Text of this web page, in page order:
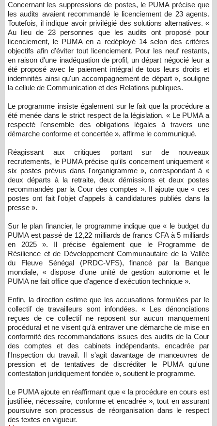
Concernant les suppressions de postes, le PUMA précise que
les audits avaient recommandé le licenciement de 23 agents.
Toutefois, il indique avoir privilégié des solutions alternatives. «
Au lieu de 23 personnes que les audits ont proposé pour
licenciement, le PUMA en a redéployé 14 selon des critères
objectifs afin d'éviter tout licenciement. Pour les neuf restants,
en raison d'une inadéquation de profil, un départ négocié leur a
été proposé avec le paiement intégral de tous leurs droits et
indemnités ainsi qu'un accompagnement de départ », souligne
la cellule de Communication et des Relations publiques.
Le programme insiste également sur le fait que la procédure a
été menée dans le strict respect de la législation. « Le PUMA a
respecté l'ensemble des obligations légales à travers une
démarche conforme et concertée », affirme le communiqué.
Réagissant aux critiques portant sur de nouveaux
recrutements, le PUMA précise qu'ils concernent uniquement «
six postes prévus dans l'organigramme », correspondant à «
deux départs à la retraite, deux démissions et deux postes
recommandés par la Cour des comptes ». Il ajoute que « ces
postes ont fait l'objet d'appels à candidatures publiés dans la
presse ».
Sur le plan financier, le programme indique que « le budget du
PUMA est passé de 12,22 milliards de francs CFA à 5 milliards
en 2025 ». Il précise également que le Programme de
Résilience et de Développement Communautaire de la Vallée
du Fleuve Sénégal (PRDC-VFS), financé par la Banque
mondiale, « dispose d'une unité de gestion autonome et le
PUMA ne fait office que d'agence d'exécution technique ».
Enfin, la direction estime que les accusations formulées par le
collectif de travailleurs sont infondées. « Les dénonciations
reçues de ce collectif ne reposent sur aucun manquement
procédural et ne visent qu'à entraver une démarche de mise en
conformité des recommandations issues des audits de la Cour
des comptes et des cabinets indépendants, encadrée par
l'Inspection du travail. Il s'agit davantage de manœuvres de
pression et de tentatives de discréditer le PUMA qu'une
contestation juridiquement fondée », soutient le programme.
Le PUMA ajoute en réaffirmant que « la procédure en cours est
justifiée, nécessaire, conforme et encadrée », tout en assurant
poursuivre son processus de réorganisation dans le respect
des textes en vigueur.